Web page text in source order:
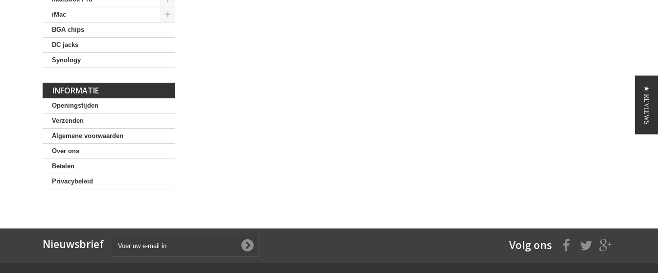
iMac
BGA chips
DC jacks
Synology
INFORMATIE
Openingstijden
Verzenden
Algemene voorwaarden
Over ons
Betalen
Privacybeleid
Nieuwsbrief Volg ons
★ REVIEWS